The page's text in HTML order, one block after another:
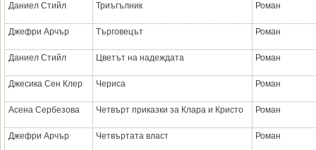
Даниел Стийл Триъгълник Роман
Джефри Арчър Търговецът Роман
Даниел Стийл Цветът на надеждата Роман
Джесика Сен Клер Чериса Роман
Асена Сербезова Четвърт приказки за Клара и Кристо Роман
Джефри Арчър Четвъртата власт Роман